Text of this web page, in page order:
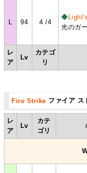
レ
ア
Lv
カテゴ
リ
94 4 /4
◆
光のガ
Fire Strike ファイア ス
レ
ア
Lv
カテ
ゴリ